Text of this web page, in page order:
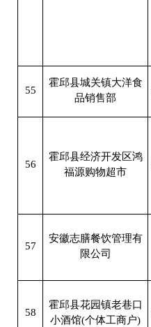
55
霍邱县城关镇大洋食
品销售部
56
霍邱县经济开发区鸿
福源购物超市
57
安徽志膳餐饮管理有
限公司
58
霍邱县花园镇老巷口
小酒馆(个体工商户)